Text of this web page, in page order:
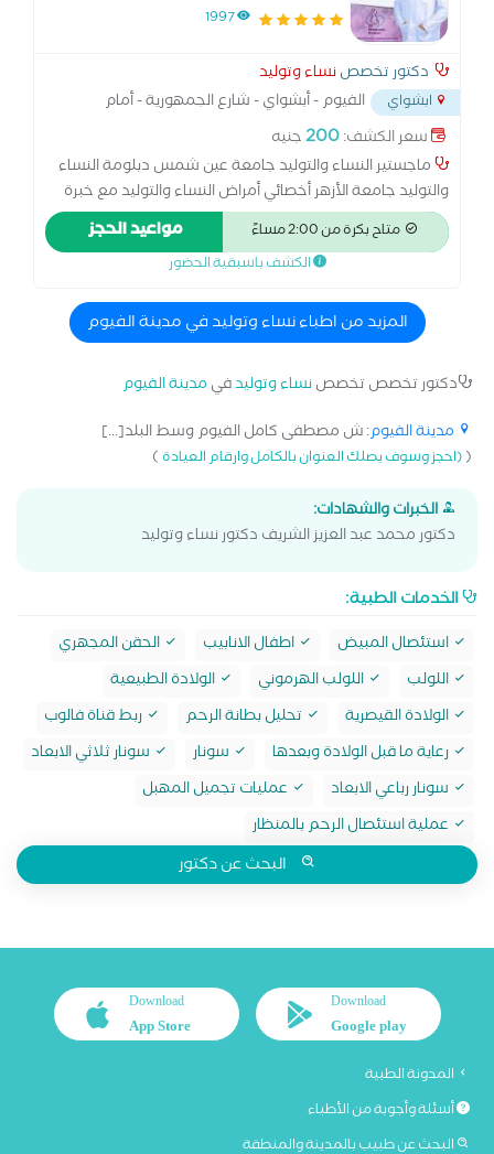
1997
دكتور تخصصنساء وتوليد
ابشواي
الفيوم - أبشواي - شارع الجمهورية - أمام
معمل البرج...
سعر الكشف:200جنيه
ماجستير النساء والتوليد جامعة عين شمس دبلومة النساء
والتوليد جامعة الأزهر أخصائي أمراض النساء والتوليد مع خبرة
اكثر من 10 سنوات في تخصص النساء والتوليد . مهارات جراحية
في عمليات استئصال الرحم والأورام الليفية وجراحات التجميل
متاح بكرة من 2:00 مساءً مواعيد الحجز
الكشف باسبقية الحضور
المزيد من اطباء نساء وتوليد في مدينة الفيوم
دكتور تخصص تخصصنساء وتوليدفي مدينة الفيوم
مدينة الفيوم: ش مصطفى كامل الفيوم وسط البلد[...]
((احجز وسوف يصلك العنوان بالكامل وارقام العيادة)
الخبرات والشهادات:
دكتور محمد عبد العزيز الشريف دكتور نساء وتوليد
الخدمات الطبية:
استئصال المبيض اطفال الانابيب
الحقن المجهري
اللولب
اللولب الهرموني
الولادة الطبيعية
الولادة القيصرية
تحليل بطانة الرحم
ربط قناة فالوب
رعاية ما قبل الولادة وبعدها
سونار
سونار ثلاثي الابعاد
سونار رباعي الابعاد
عمليات تجميل المهبل
عملية استئصال الرحم بالمنظار
البحث عن دكتور
Download
Google play
Download
App Store
المدونة الطبية
أسئلة وأجوبة من الأطباء
البحث عن طبيب بالمدينة والمنطقة